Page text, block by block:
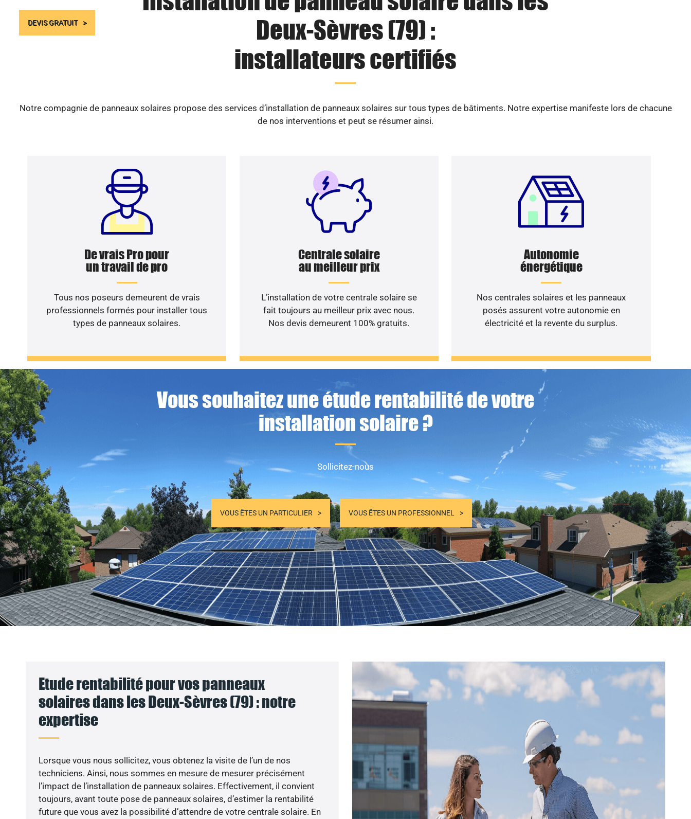
DEVIS GRATUIT
Deux-Sèvres (79) :
installateurs certifiés
Notre compagnie de panneaux solaires propose des services d’installation de panneaux solaires sur tous types de bâtiments. Notre expertise manifeste lors de chacune
de nos interventions et peut se résumer ainsi.
De vrais Pro pour
un travail de pro
Tous nos poseurs demeurent de vrais
professionnels formés pour installer tous
types de panneaux solaires.
Centrale solaire
au meilleur prix
L’installation de votre centrale solaire se
fait toujours au meilleur prix avec nous.
Nos devis demeurent 100% gratuits.
Autonomie
énergétique
Nos centrales solaires et les panneaux
posés assurent votre autonomie en
électricité et la revente du surplus.
Vous souhaitez une étude rentabilité de votre
installation solaire ?
Sollicitez-nous
VOUS ÊTES UN PARTICULIER VOUS ÊTES UN PROFESSIONNEL
Etude rentabilité pour vos panneaux
solaires dans les Deux-Sèvres (79) : notre
expertise
Lorsque vous nous sollicitez, vous obtenez la visite de l’un de nos
techniciens. Ainsi, nous sommes en mesure de mesurer précisément
l’impact de l’installation de panneaux solaires. Effectivement, il convient
toujours, avant toute pose de panneaux solaires, d’estimer la rentabilité
future que vous avez la possibilité d’attendre de votre centrale solaire. En